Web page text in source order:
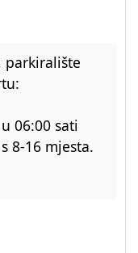
parkiralište
06:00 sati
8-16 mjesta.